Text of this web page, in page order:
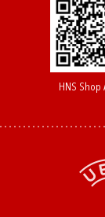
HNS Shop